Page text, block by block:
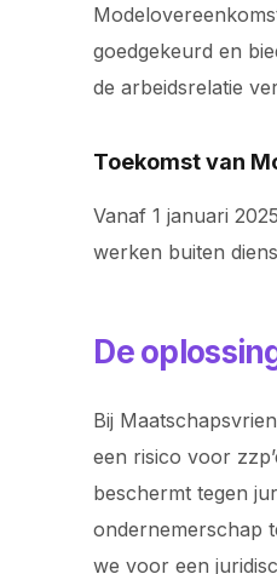
goedgekeurd en
de arbeidsrelatie
Toekomst van
Vanaf 1 januari
werken buiten
De
Bij
een risico voor
beschermt tegen
ondernemerschap
we voor een